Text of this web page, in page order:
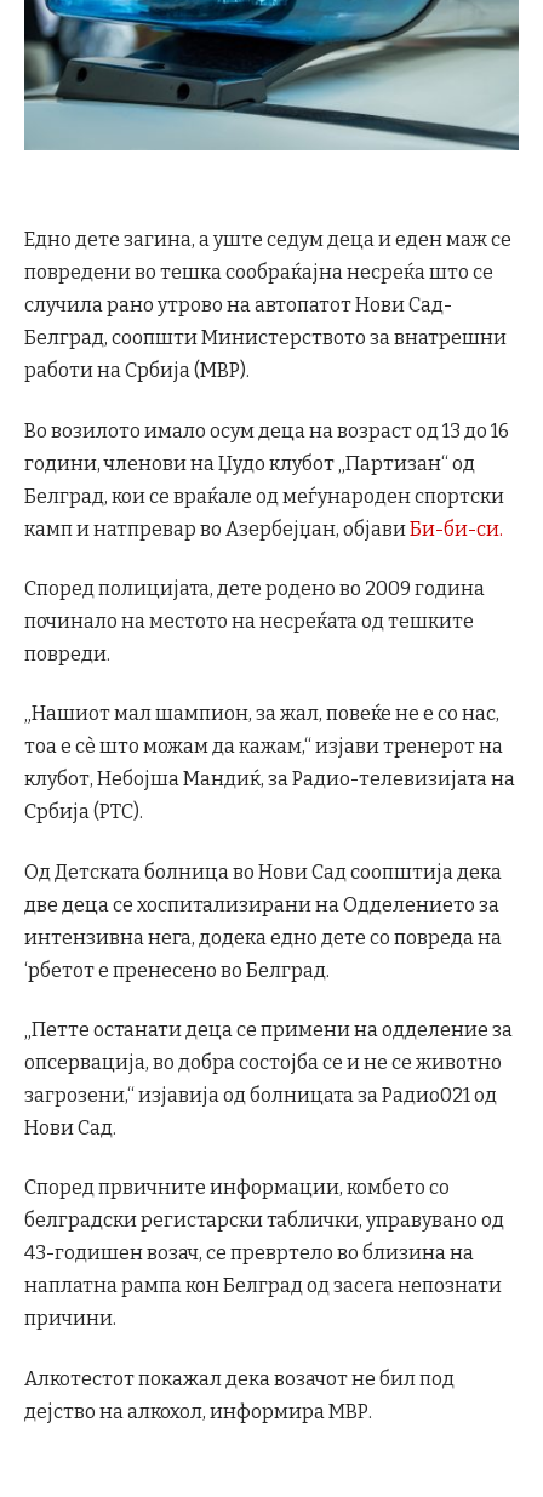
Едно дете загина, а уште седум деца и еден маж се
повредени во тешка сообраќајна несреќа што се
случила рано утрово на автопатот Нови Сад-
Белград, соопшти Министерството за внатрешни
работи на Србија (МВР).
Во возилото имало осум деца на возраст од 13 до 16
години, членови на Џудо клубот „Партизан“ од
Белград, кои се враќале од меѓународен спортски
камп и натпревар во Азербејџан, објавиБи-би-си.
Според полицијата, дете родено во 2009 година
починало на местото на несреќата од тешките
повреди.
„Нашиот мал шампион, за жал, повеќе не е со нас,
тоа е сè што можам да кажам,“ изјави тренерот на
клубот, Небојша Мандиќ, за Радио-телевизијата на
Србија (РТС).
Од Детската болница во Нови Сад соопштија дека
две деца се хоспитализирани на Одделението за
интензивна нега, додека едно дете со повреда на
‘рбетот е пренесено во Белград.
„Петте останати деца се примени на одделение за
опсервација, во добра состојба се и не се животно
загрозени,“ изјавија од болницата за Радио021 од
Нови Сад.
Според првичните информации, комбето со
белградски регистарски таблички, управувано од
43-годишен возач, се превртело во близина на
наплатна рампа кон Белград од засега непознати
причини.
Алкотестот покажал дека возачот не бил под
дејство на алкохол, информира МВР.